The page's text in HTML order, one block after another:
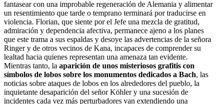
fantasear con una improbable regeneración de Alemania y alimentar
un resentimiento que tarde o temprano terminará por traducirse en
violencia. Florian, que siente por el Jefe una mezcla de gratitud,
admiración y dependencia afectiva, permanece ajeno a los planes
que este trama a sus espaldas y desoye las advertencias de la señora
Ringer y de otros vecinos de Kana, incapaces de comprender su
lealtad hacia quienes representan una amenaza tan evidente.
Mientras tanto, la aparición de unos misteriosos grafitis con
símbolos de lobos sobre los monumentos dedicados a Bach, las
noticias sobre ataques de lobos en los alrededores del pueblo, la
inquietante desaparición del señor Köhler y una sucesión de
incidentes cada vez más perturbadores van extendiendo una